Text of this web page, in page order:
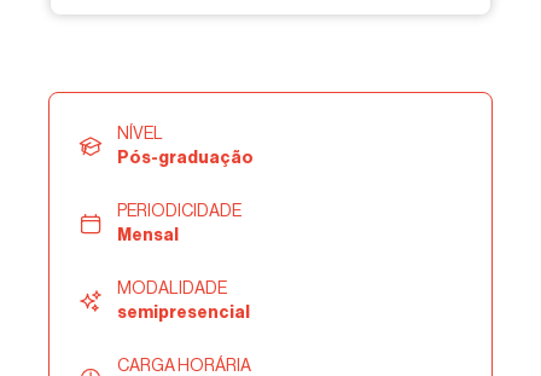
NÍVEL
Pós-graduação
PERIODICIDADE
Mensal
MODALIDADE
semipresencial
CARGA HORÁRIA